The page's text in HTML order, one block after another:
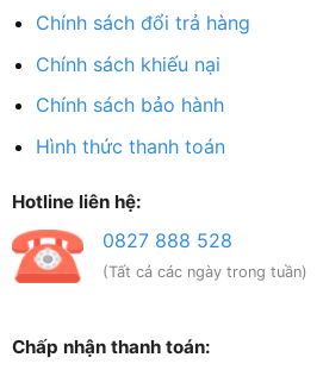
Chính sách đổi trả hàng
Chính sách khiếu nại
Chính sách bảo hành
Hình thức thanh toán
Hotline liên hệ:
0827 888 528
(Tất cả các ngày trong tuần)
Chấp nhận thanh toán: